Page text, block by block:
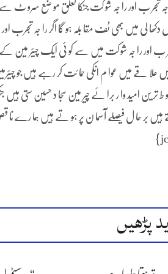
جہ تجر ب اور را جہ شو کت جنکا تعلق مو ضع سرو
دکھا لی میں بھی ٹف مقا بلہ ہو گا اگر را جہ تجرب
تجر ب اور را جہ شو کت میں سے کو ئی ایک چیئر مین
قے میں عوا م انکی حما ئت کر رہے ہیں جو
امید وا ر برا ئے چیر مین سجا د حسین ستی ہیں
بر حا ل فیصلے آسما ن پر ہو تے ہیں ہما رے نا
پڑھیں